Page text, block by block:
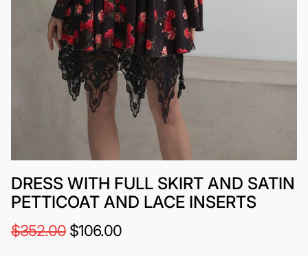
DRESS WITH FULL SKIRT AND SATIN
PETTICOAT AND LACE INSERTS
$352.00$106.00